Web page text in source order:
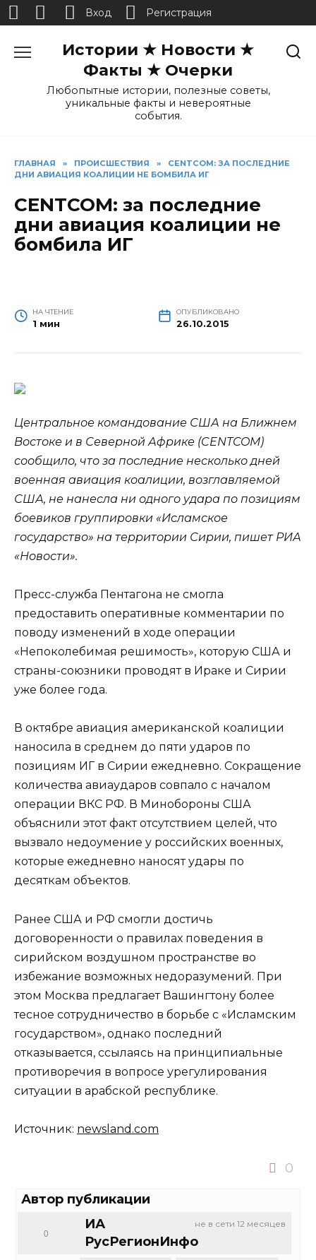
Истории ★ Новости ★
Факты ★ Очерки
Любопытные истории, полезные советы,
уникальные факты и невероятные
события.
ГЛАВНАЯ » ПРОИСШЕСТВИЯ »
CENTCOM: ЗА ПОСЛЕДНИЕ
ДНИ АВИАЦИЯ КОАЛИЦИИ НЕ БОМБИЛА ИГ
CENTCOM: за последние
дни авиация коалиции не
бомбила ИГ
НА ЧТЕНИЕ
1 мин
ОПУБЛИКОВАНО
26.10.2015
Центральное командование США на Ближнем
Востоке и в Северной Африке (CENTCOM)
сообщило, что за последние несколько дней
военная авиация коалиции, возглавляемой
США, не нанесла ни одного удара по позициям
боевиков группировки «Исламское
государство» на территории Сирии, пишет РИА
«Новости».
Пресс-служба Пентагона не смогла
предоставить оперативные комментарии по
поводу изменений в ходе операции
«Непоколебимая решимость», которую США и
страны-союзники проводят в Ираке и Сирии
уже более года.
В октябре авиация американской коалиции
наносила в среднем до пяти ударов по
позициям ИГ в Сирии ежедневно. Сокращение
количества авиаударов совпало с началом
операции ВКС РФ. В Минобороны США
объяснили этот факт отсутствием целей, что
вызвало недоумение у российских военных,
которые ежедневно наносят удары по
десяткам объектов.
Ранее США и РФ смогли достичь
договоренности о правилах поведения в
сирийском воздушном пространстве во
избежание возможных недоразумений. При
этом Москва предлагает Вашингтону более
тесное сотрудничество в борьбе с «Исламским
государством», однако последний
отказывается, ссылаясь на принципиальные
противоречия в вопросе урегулирования
ситуации в арабской республике.
Источник: newsland.com
0
Автор публикации
не в сети 12 месяцев
ИА
РусРегионИнфо
0
Вход Регистрация